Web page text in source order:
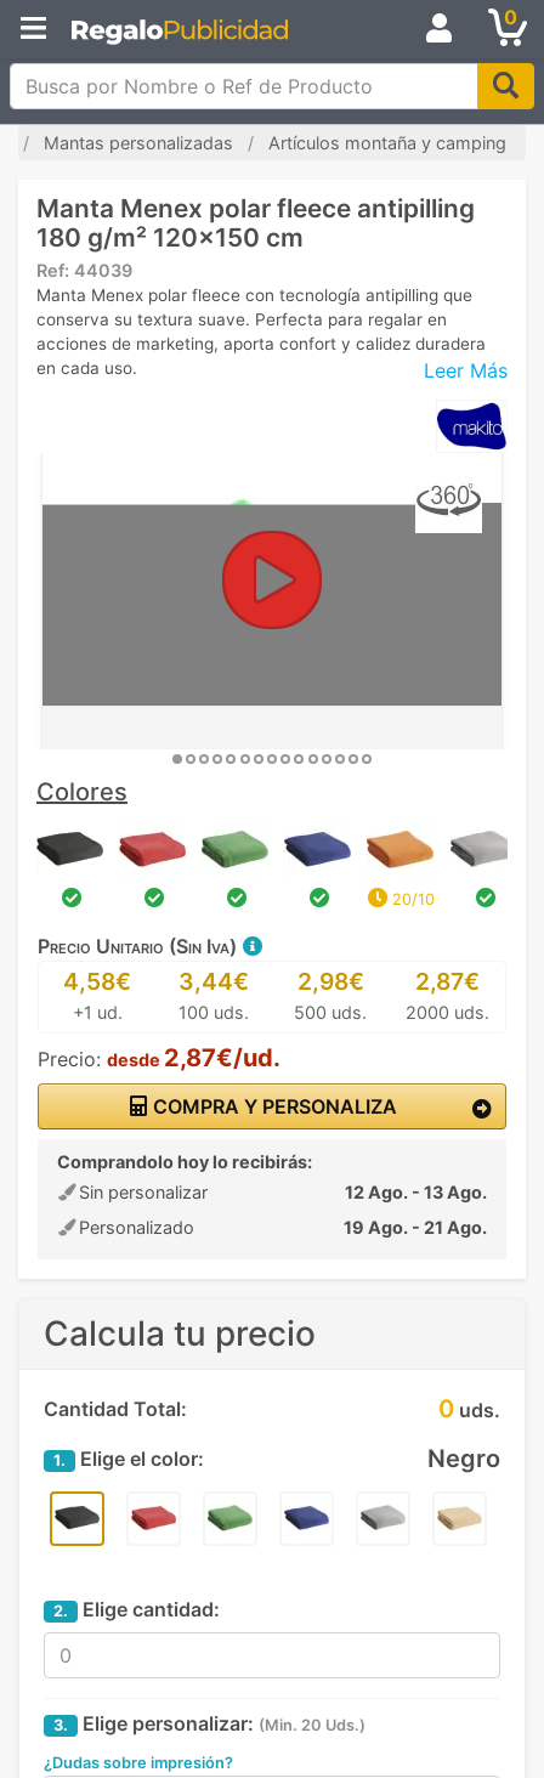
0
Busca por Nombre o Ref de Producto
Mantas personalizadas Artículos montaña y camping
Manta Menex polar fleece antipilling
180 g/m² 120x150 cm
Ref: 44039
Leer Más
Manta Menex polar fleece con tecnología antipilling que
conserva su textura suave. Perfecta para regalar en
acciones de marketing, aporta confort y calidez duradera
en cada uso.
Colores
20/10
Precio Unitario (Sin Iva)
4,58€
+1 ud.
3,44€
100 uds.
2,98€
500 uds.
2,87€
2000 uds.
Precio: desde 2,87€/ud.
COMPRA Y PERSONALIZA
Comprandolo hoy lo recibirás:
Sin personalizar
12 Ago. - 13 Ago.
Personalizado
19 Ago. - 21 Ago.
Calcula tu precio
Cantidad Total: 0 uds.
1. Elige el color: Negro
2. Elige cantidad:
3. Elige personalizar: (Min. 20 Uds.)
¿Dudas sobre impresión?